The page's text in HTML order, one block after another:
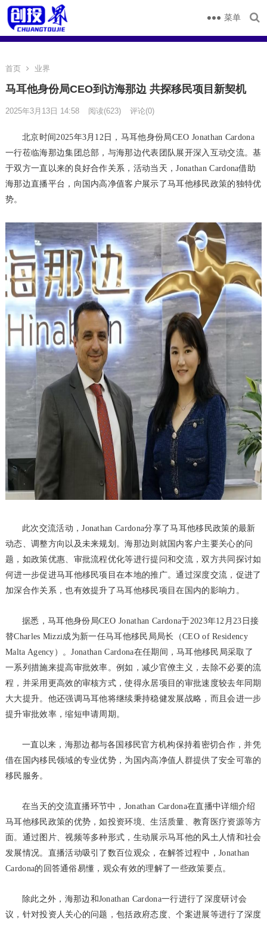
菜单
首页 业界
马耳他身份局CEO到访海那边 共探移民项目新契机
2025年3月13日 14:58 阅读(623) 评论(0)
北京时间2025年3月12日，马耳他身份局CEO Jonathan Cardona
一行莅临海那边集团总部，与海那边代表团队展开深入互动交流。基
于双方一直以来的良好合作关系，活动当天，Jonathan Cardona借助
海那边直播平台，向国内高净值客户展示了马耳他移民政策的独特优
势。
此次交流活动，Jonathan Cardona分享了马耳他移民政策的最新
动态、调整方向以及未来规划。海那边则就国内客户主要关心的问
题，如政策优惠、审批流程优化等进行提问和交流，双方共同探讨如
何进一步促进马耳他移民项目在本地的推广。通过深度交流，促进了
加深合作关系，也有效提升了马耳他移民项目在国内的影响力。
据悉，马耳他身份局CEO Jonathan Cardona于2023年12月23日接
替Charles Mizzi成为新一任马耳他移民局局长（CEO of Residency
Malta Agency）。Jonathan Cardona在任期间，马耳他移民局采取了
一系列措施来提高审批效率。例如，减少官僚主义，去除不必要的流
程，并采用更高效的审核方式，使得永居项目的审批速度较去年同期
大大提升。他还强调马耳他将继续秉持稳健发展战略，而且会进一步
提升审批效率，缩短申请周期。
一直以来，海那边都与各国移民官方机构保持着密切合作，并凭
借在国内移民领域的专业优势，为国内高净值人群提供了安全可靠的
移民服务。
在当天的交流直播环节中，Jonathan Cardona在直播中详细介绍
马耳他移民政策的优势，如投资环境、生活质量、教育医疗资源等方
面。通过图片、视频等多种形式，生动展示马耳他的风土人情和社会
发展情况。直播活动吸引了数百位观众，在解答过程中，Jonathan
Cardona的回答通俗易懂，观众有效的理解了一些政策要点。
除此之外，海那边和Jonathan Cardona一行进行了深度研讨会
议，针对投资人关心的问题，包括政府态度、个案进展等进行了深度